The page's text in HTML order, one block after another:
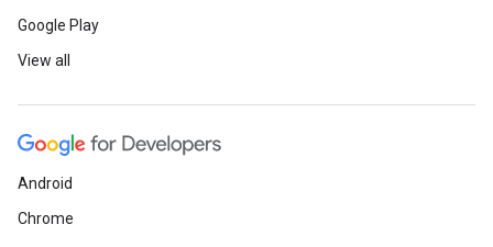
Google Play
View all
Android
Chrome